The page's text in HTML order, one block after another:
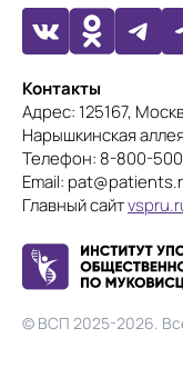
Контакты
Адрес: 125167,
Нарышкинская
Телефон: 8-800-
Email:
Главный сайт
© ВСП 2025-2026.